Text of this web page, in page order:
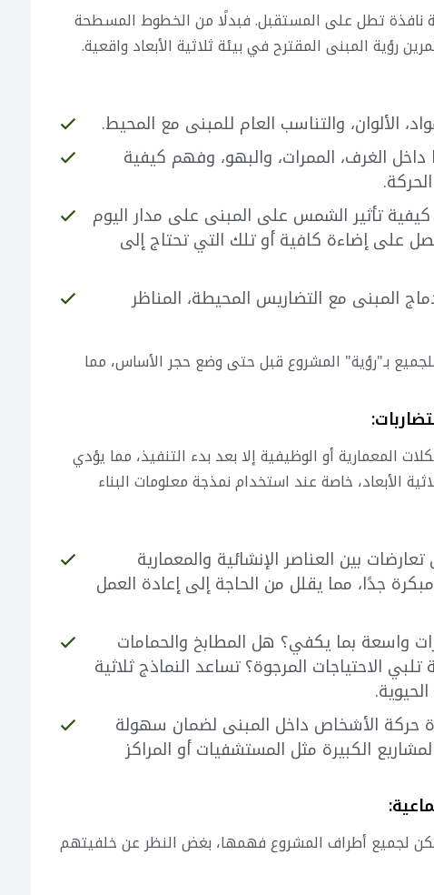
نافذة تطل على المستقبل. فبدلًا من الخطوط المسطحة
رؤية المبنى المقترح في بيئة ثلاثية الأبعاد واقعية.
الألوان، والتناسب العام للمبنى مع المحيط.
داخل الغرف، الممرات، والبهو، وفهم كيفية
تأثير الشمس على المبنى على مدار اليوم
على إضاءة كافية أو تلك التي تحتاج إلى
المبنى مع التضاريس المحيطة، المناظر
بـ"رؤية" المشروع قبل حتى وضع حجر الأساس، مما
المعمارية أو الوظيفية إلا بعد بدء التنفيذ، مما يؤدي
الأبعاد، خاصة عند استخدام نمذجة معلومات البناء
بين العناصر الإنشائية والمعمارية
جدًا، مما يقلل من الحاجة إلى إعادة العمل
واسعة بما يكفي؟ هل المطابخ والحمامات
الاحتياجات المرجوة؟ تساعد النماذج ثلاثية
حركة الأشخاص داخل المبنى لضمان سهولة
الكبيرة مثل المستشفيات أو المراكز
لجميع أطراف المشروع فهمها، بغض النظر عن خلفيتهم